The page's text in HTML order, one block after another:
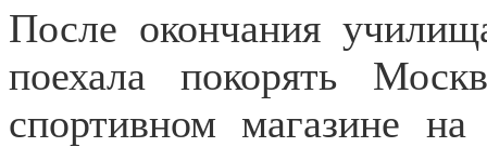
После окончания
поехала покорять
спортивном магазине